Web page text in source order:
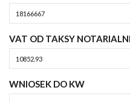
VAT OD TAKSY
WNIOSEK DO KW